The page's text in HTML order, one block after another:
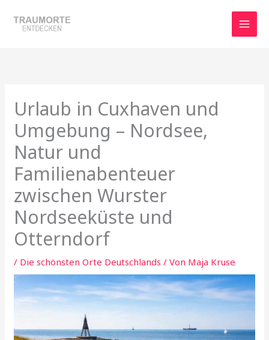
Inhalt
Urlaub in Cuxhaven und
Umgebung – Nordsee,
Natur und
Familienabenteuer
zwischen Wurster
Nordseeküste und
Otterndorf
/ Die schönsten Orte Deutschlands / Von Maja Kruse